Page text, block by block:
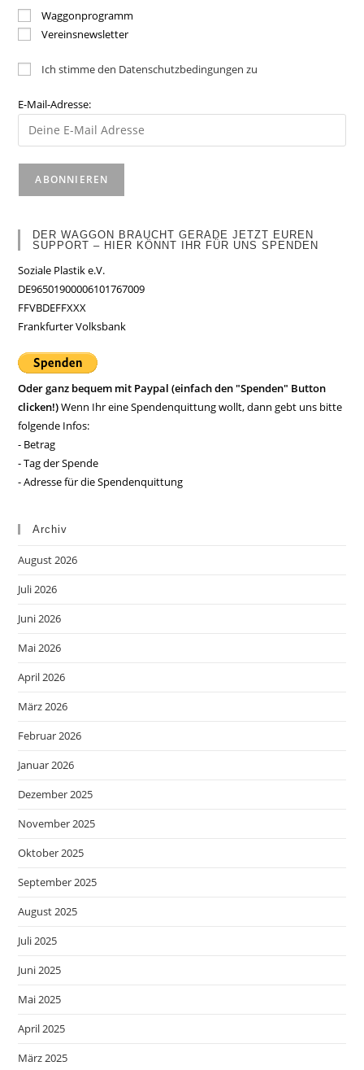
Waggonprogramm
Vereinsnewsletter
Ich stimme den Datenschutzbedingungen zu
E-Mail-Adresse:
DER WAGGON BRAUCHT GERADE JETZT EUREN
SUPPORT – HIER KÖNNT IHR FÜR UNS SPENDEN
Soziale Plastik e.V.
DE96501900006101767009
FFVBDEFFXXX
Frankfurter Volksbank
Oder ganz bequem mit Paypal (einfach den "Spenden" Button
clicken!)Wenn Ihr eine Spendenquittung wollt, dann gebt uns bitte
folgende Infos:
- Betrag
- Tag der Spende
- Adresse für die Spendenquittung
Archiv
August 2026
Juli 2026
Juni 2026
Mai 2026
April 2026
März 2026
Februar 2026
Januar 2026
Dezember 2025
November 2025
Oktober 2025
September 2025
August 2025
Juli 2025
Juni 2025
Mai 2025
April 2025
März 2025